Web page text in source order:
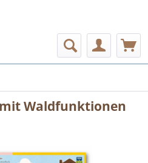
Waldfunktionen